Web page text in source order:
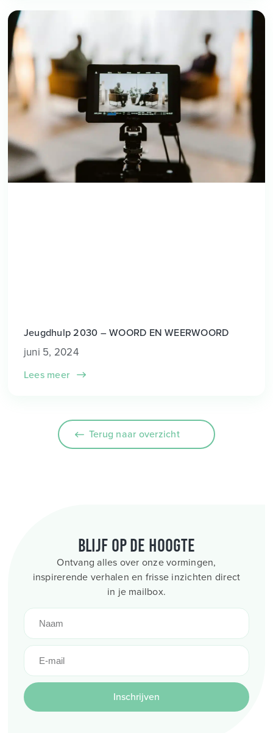
Jeugdhulp 2030 – WOORD EN WEERWOORD
juni 5, 2024
Lees meer
Terug naar overzicht
Blijf op de hoogte
Ontvang alles over onze vormingen,
inspirerende verhalen en frisse inzichten direct
in je mailbox.
Inschrijven